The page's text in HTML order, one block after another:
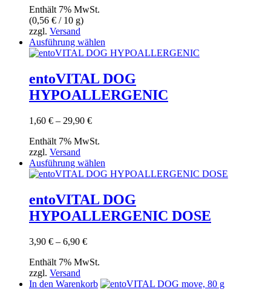
Enthält 7% MwSt.
(0,56 € / 10 g)
zzgl. Versand
Ausführung wählen
Produkt
mehrere
Varianten
auf.
gewählt
entoVITAL DOG
HYPOALLERGENIC
1,60 € – 29,90 €Preisspanne:
bis
Enthält 7% MwSt.
zzgl. Versand
Ausführung wählen
Produkt
mehrere
Varianten
auf.
Produktseite
entoVITAL DOG
HYPOALLERGENIC DOSE
3,90 € – 6,90 €Preisspanne:
bis
Enthält 7% MwSt.
zzgl. Versand
In den Warenkorb